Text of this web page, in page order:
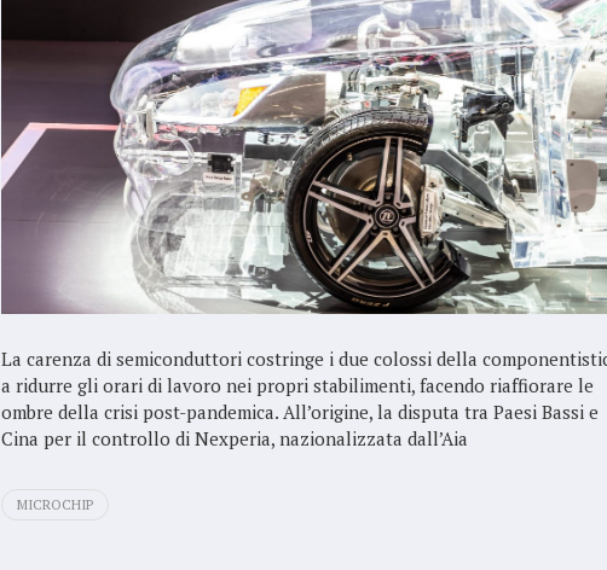
La carenza di semiconduttori costringe i due colossi della
a ridurre gli orari di lavoro nei propri stabilimenti, facendo riaffiorare le
ombre della crisi post-pandemica. All’origine, la disputa tra Paesi Bassi e
Cina per il controllo di Nexperia, nazionalizzata dall’Aia
MICROCHIP